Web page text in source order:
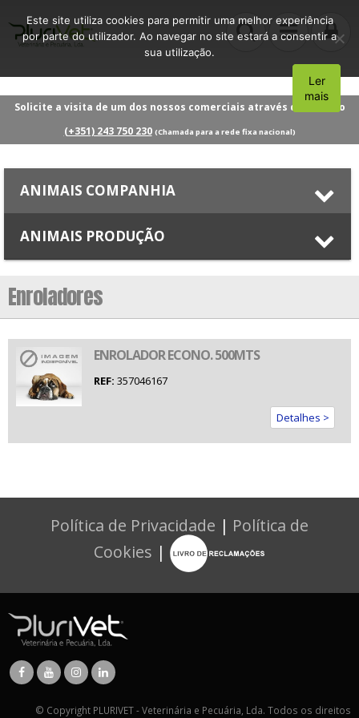
Solicite a visita de um dos nossos comerciais através do número
(+351) 243 750 230 (Chamada para a rede fixa nacional)
ANIMAIS COMPANHIA
ANIMAIS PRODUÇÃO
Enroladores
ENROLADOR ECONO. 500MTS
REF: 357046167
Detalhes >
Política de Privacidade | Política de
Cookies |
© Copyright PLURIVET - Veterinária e Pecuária, Lda. Todos os direitos
Este site utiliza cookies para permitir uma melhor experiência
por parte do utilizador. Ao navegar no site estará a consentir a
sua utilização.
Aceito
Ler
mais